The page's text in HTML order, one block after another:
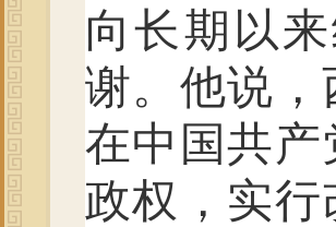
向长期以
谢。他说，
在中国共
政权，实